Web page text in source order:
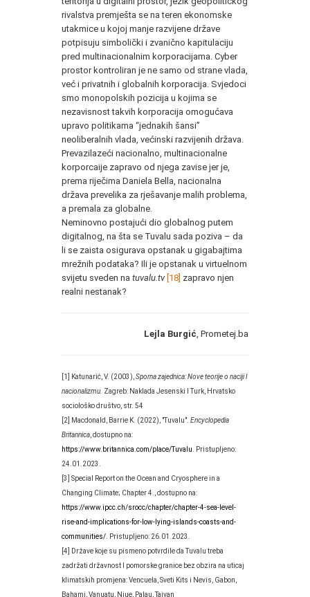
rivalstva premješta se na teren ekonomske
utakmice u kojoj manje razvijene države
potpisuju simbolički i zvanično kapitulaciju
pred multinacionalnim korporacijama. Cyber
prostor kontroliran je ne samo od strane vlada,
već i privatnih i globalnih korporacija. Svjedoci
smo monopolskih pozicija u kojima se
nezavisnost takvih korporacija omogućava
upravo politikama “jednakih šansi”
neoliberalnih vlada, većinski razvijenih država.
Prevazilazeći nacionalno, multinacionalne
korporcaije zapravo od njega zavise jer je,
prema riječima Daniela Bella, nacionalna
država prevelika za rješavanje malih problema,
a premala za globalne.
Neminovno postajući dio globalnog putem
digitalnog, na šta se Tuvalu sada poziva – da
li se zaista osigurava opstanak u gigabajtima
mrežnih podataka? Ili je opstanak u virtuelnom
svijetu sveden na tuvalu.tv [18] zapravo njen
realni nestanak?
Lejla Burgić , Prometej.ba
[1] Katunarić, V. (2003), Sporna zajednica: Nove teorije o naciji I
nacionalizmu. Zagreb: Naklada Jesenski I Turk, Hrvatsko
sociološko društvo, str. 54
[2] Macdonald, Barrie K. (2022), "Tuvalu". Encyclopedia
Britannica , dostupno na:
https://www.britannica.com/place/Tuvalu . Pristupljeno:
24.01.2023.
[3] Special Report on the Ocean and Cryosphere in a
Changing Climate; Chapter 4., dostupno na:
https://www.ipcc.ch/srocc/chapter/chapter-4-sea-level-
rise-and-implications-for-low-lying-islands-coasts-and-
communities/ . Pristupljeno: 26.01.2023.
[4] Države koje su pismeno potvrdile da Tuvalu treba
zadržati državnost I pomorske granice bez obzira na uticaj
klimatskih promjena: Vencuela, Sveti Kits i Nevis, Gabon,
Bahami, Vanuatu, Niue, Palau, Tajvan